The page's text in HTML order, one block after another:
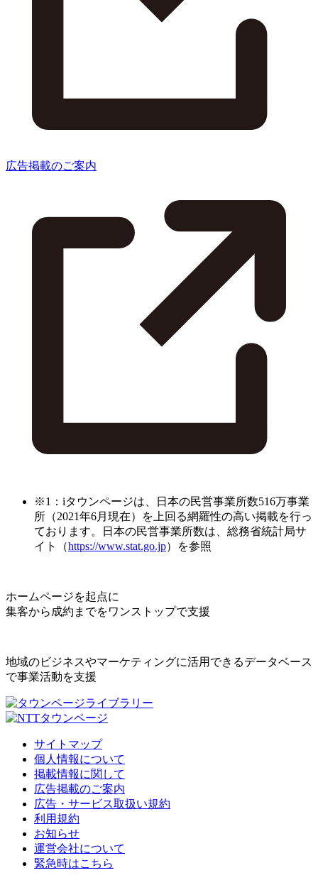
広告掲載のご案内
※1：iタウンページは、日本の民営事業所数516万事業
所（2021年6月現在）を上回る網羅性の高い掲載を行っ
ております。日本の民営事業所数は、総務省統計局サ
イト（https://www.stat.go.jp）を参照
ホームページを起点に
集客から成約までをワンストップで支援
地域のビジネスやマーケティングに活用できるデータベース
で事業活動を支援
サイトマップ
個人情報について
掲載情報に関して
広告掲載のご案内
広告・サービス取扱い規約
利用規約
お知らせ
運営会社について
緊急時はこちら